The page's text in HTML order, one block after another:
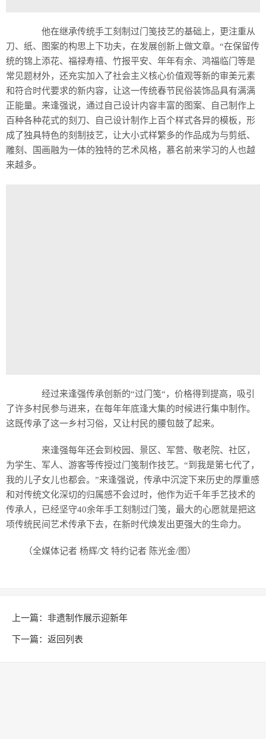
他在继承传统手工刻制过门笺技艺的基础上，更注重从
刀、纸、图案的构思上下功夫，在发展创新上做文章。“在保留传
统的锦上添花、福禄寿禧、竹报平安、年年有余、鸿福临门等是
常见题材外，还充实加入了社会主义核心价值观等新的审美元素
和符合时代要求的新内容，让这一传统春节民俗装饰品具有满满
正能量。来逢强说，通过自己设计内容丰富的图案、自己制作上
百种各种花式的刻刀、自己设计制作上百个样式各异的模板，形
成了独具特色的刻制技艺，让大小式样繁多的作品成为与剪纸、
雕刻、国画融为一体的独特的艺术风格，慕名前来学习的人也越
来越多。
经过来逢强传承创新的“过门笺“，价格得到提高，吸引
了许多村民参与进来，在每年年底逢大集的时候进行集中制作。
这既传承了这一乡村习俗，又让村民的腰包鼓了起来。
来逢强每年还会到校园、景区、军营、敬老院、社区，
为学生、军人、游客等传授过门笺制作技艺。“到我是第七代了，
我的儿子女儿也都会。”来逢强说，传承中沉淀下来历史的厚重感
和对传统文化深切的归属感不会过时，他作为近千年手艺技术的
传承人，已经坚守40余年手工刻制过门笺，最大的心愿就是把这
项传统民间艺术传承下去，在新时代焕发出更强大的生命力。
（全媒体记者 杨辉/文 特约记者 陈光金/图）
上一篇： 非遗制作展示迎新年
下一篇： 返回列表